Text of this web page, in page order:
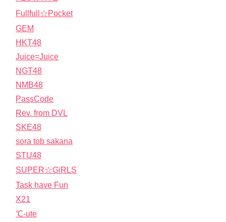
Fullfull☆Pocket
GEM
HKT48
Juice=Juice
NGT48
NMB48
PassCode
Rev. from DVL
SKE48
sora tob sakana
STU48
SUPER☆GiRLS
Task have Fun
X21
℃-ute